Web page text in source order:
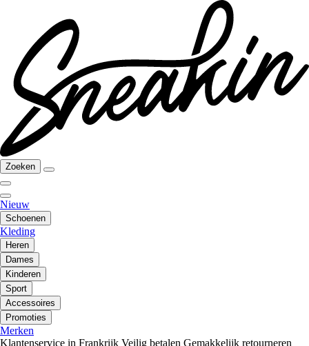
Zoeken
Nieuw
Schoenen
Kleding
Heren
Dames
Kinderen
Sport
Accessoires
Promoties
Merken
Klantenservice in Frankrijk Veilig betalen Gemakkelijk retourneren